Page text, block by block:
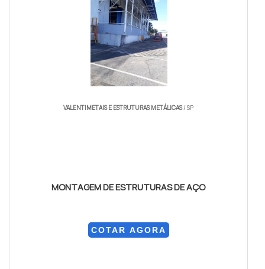
VALENTIMETAIS E ESTRUTURAS METÁLICAS/ SP
MONTAGEM DE ESTRUTURAS DE AÇO
COTAR AGORA